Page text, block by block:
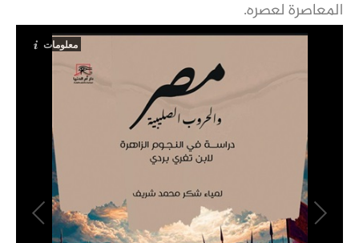
المعاصرة لعصره.
معلومات